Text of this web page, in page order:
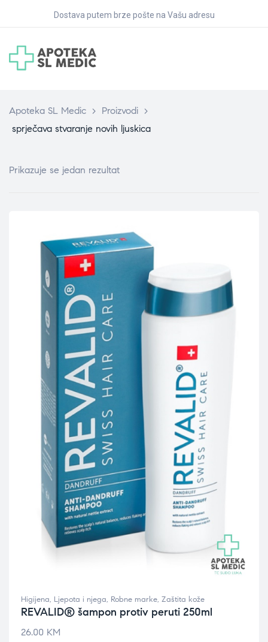
Dostava putem brze pošte na Vašu adresu
Apoteka SL Medic > Proizvodi >
sprječava stvaranje novih ljuskica
Prikazuje se jedan rezultat
Higijena, Ljepota i njega, Robne marke, Zaštita kože
REVALID® šampon protiv peruti 250ml
26.00 KM